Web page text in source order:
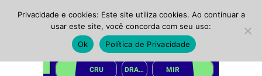
Privacidade e cookies: Este site utiliza cookies. Ao continuar a
usar este site, você concorda com seu uso:
Ok
Política de Privacidade